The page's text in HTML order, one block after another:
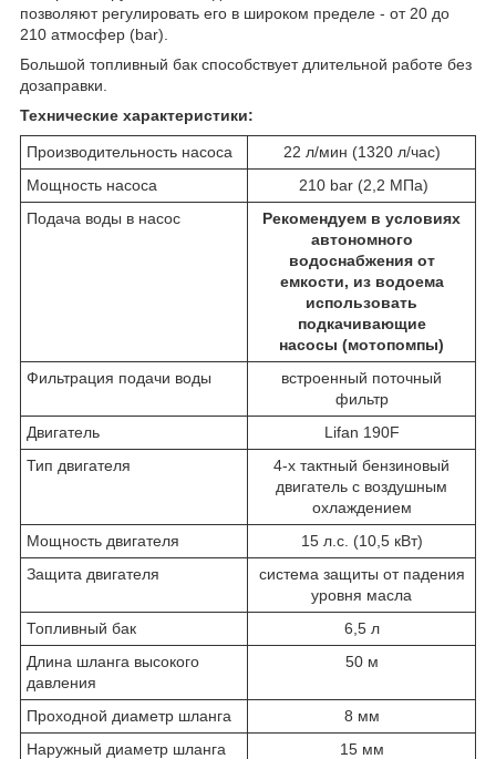
позволяют регулировать его в широком пределе - от 20 до
210 атмосфер (bar).
Большой топливный бак способствует длительной работе без
дозаправки.
Технические характеристики:
Производительность насоса
22 л/мин (1320 л/час)
Мощность насоса
210 bar (2,2 МПа)
Подача воды в насос
Рекомендуем в условиях
автономного
водоснабжения от
емкости, из водоема
использовать
подкачивающие
насосы (мотопомпы)
Фильтрация подачи воды
встроенный поточный
фильтр
Двигатель
Lifan 190F
Тип двигателя
4-х тактный бензиновый
двигатель с воздушным
охлаждением
Мощность двигателя
15 л.с. (10,5 кВт)
Защита двигателя
система защиты от падения
уровня масла
Топливный бак
6,5 л
Длина шланга высокого
давления
50 м
Проходной диаметр шланга
8 мм
Наружный диаметр шланга
15 мм